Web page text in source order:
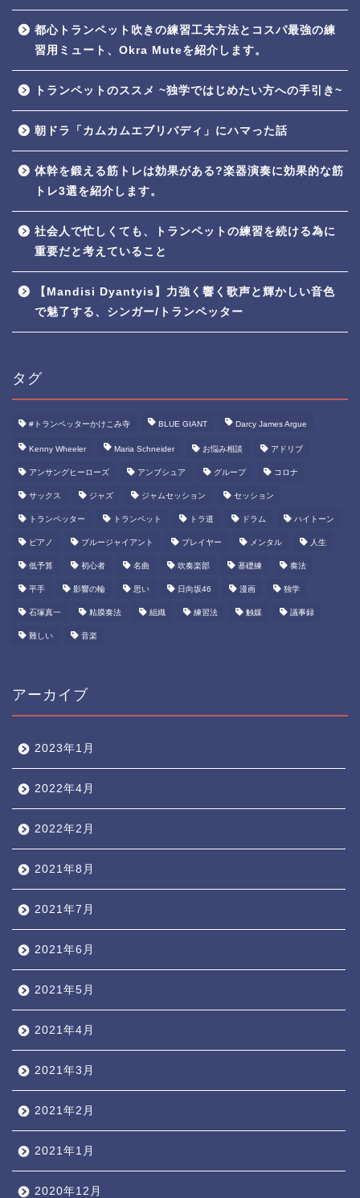
都心トランペット吹きの練習工夫方法とコスパ最強の練
習用ミュート、Okra Muteを紹介します。
トランペットのススメ ~独学ではじめたい方への手引き~
朝ドラ「カムカムエブリバディ」にハマった話
体幹を鍛える筋トレは効果がある?楽器演奏に効果的な筋
トレ3選を紹介します。
社会人で忙しくても、トランペットの練習を続ける為に
重要だと考えていること
【Mandisi Dyantyis】力強く響く歌声と輝かしい音色
で魅了する、シンガー/トランペッター
タグ
#トランペッターかけこみ寺 BLUE GIANT Darcy James Argue
Kenny Wheeler Maria Schneider お悩み相談 アドリブ
アンサングヒーローズ アンブシュア グループ コロナ
サックス ジャズ ジャムセッション セッション
トランペッター トランペット トラ道 ドラム ハイトーン
ピアノ ブルージャイアント プレイヤー メンタル 人生
低予算 初心者 名曲 吹奏楽部 基礎練 奏法
平手 影響の輪 思い 日向坂46 漫画 独学
石塚真一 粘膜奏法 組織 練習法 触媒 議事録
難しい 音楽
アーカイブ
2023年1月
2022年4月
2022年2月
2021年8月
2021年7月
2021年6月
2021年5月
2021年4月
2021年3月
2021年2月
2021年1月
2020年12月